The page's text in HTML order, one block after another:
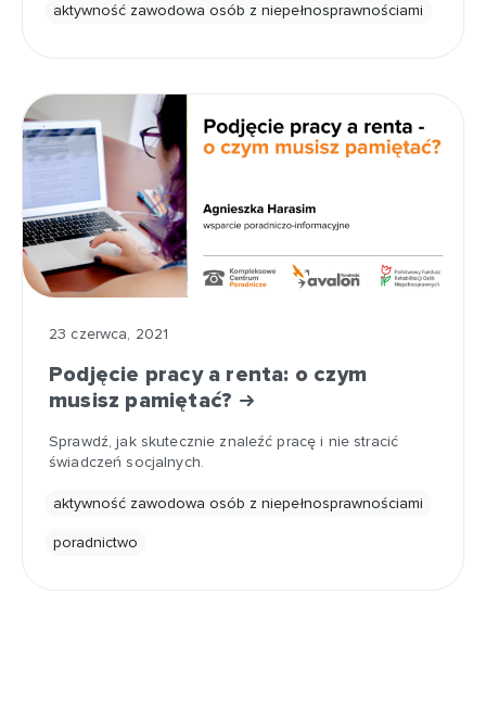
aktywność zawodowa osób z niepełnosprawnościami
23 czerwca, 2021
Podjęcie pracy a renta: o czym
musisz pamiętać?
Sprawdź, jak skutecznie znaleźć pracę i nie stracić
świadczeń socjalnych.
aktywność zawodowa osób z niepełnosprawnościami
poradnictwo